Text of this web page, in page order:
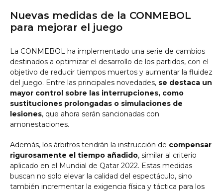
Nuevas medidas de la CONMEBOL
para mejorar el juego
La CONMEBOL ha implementado una serie de cambios
destinados a optimizar el desarrollo de los partidos, con el
objetivo de reducir tiempos muertos y aumentar la fluidez
del juego. Entre las principales novedades, se destaca un
mayor control sobre las interrupciones, como
sustituciones prolongadas o simulaciones de
lesiones, que ahora serán sancionadas con
amonestaciones.
Además, los árbitros tendrán la instrucción de compensar
rigurosamente el tiempo añadido, similar al criterio
aplicado en el Mundial de Qatar 2022. Estas medidas
buscan no solo elevar la calidad del espectáculo, sino
también incrementar la exigencia física y táctica para los